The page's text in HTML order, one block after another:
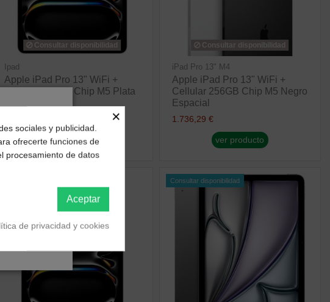
Consultar disponibilidad
Ipad
Apple iPad Pro 13" WiFi +
Cellular 512GB Chip M5 Plata
1.823,59 €
ver producto
Consultar disponibilidad
iPad Pro 13" M4
Apple iPad Pro 13" WiFi +
Cellular 256GB Chip M5 Negro
Espacial
1.736,29 €
ver producto
Consultar disponibilidad
e
×
sociales y publicidad.
ofrecerte funciones de
procesamiento de datos
Aceptar
de privacidad y cookies